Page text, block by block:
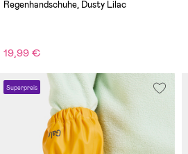
Regenhandschuhe, Dusty Lilac
19,99 €
Superpreis